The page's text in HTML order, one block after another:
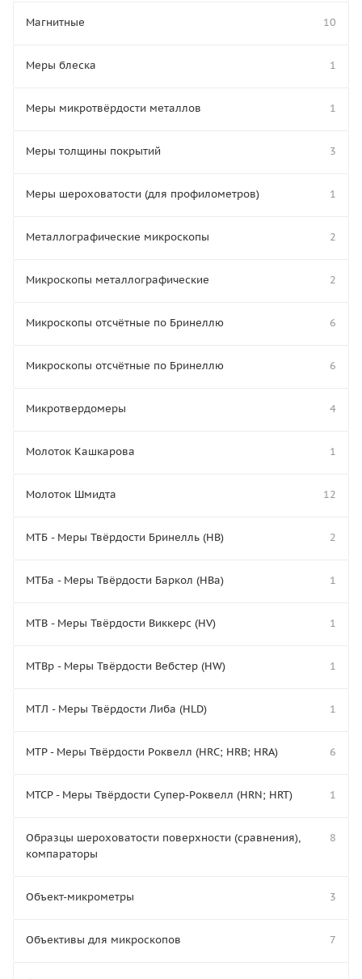
Магнитные 10
Меры блеска 1
Меры микротвёрдости металлов 1
Меры толщины покрытий 3
Меры шероховатости (для профилометров) 1
Металлографические микроскопы 2
Микроскопы металлографические 2
Микроскопы отсчётные по Бринеллю 6
Микроскопы отсчётные по Бринеллю 6
Микротвердомеры 4
Молоток Кашкарова 1
Молоток Шмидта 12
МТБ - Меры Твёрдости Бринелль (HB) 2
МТБа - Меры Твёрдости Баркол (HBa) 1
МТВ - Меры Твёрдости Виккерс (HV) 1
МТВр - Меры Твёрдости Вебстер (HW) 1
МТЛ - Меры Твёрдости Либа (HLD) 1
МТР - Меры Твёрдости Роквелл (HRC; HRB; HRA) 6
МТСР - Меры Твёрдости Супер-Роквелл (HRN; HRT) 1
Образцы шероховатости поверхности (сравнения),
компараторы
8
Объект-микрометры 3
Объективы для микроскопов 7